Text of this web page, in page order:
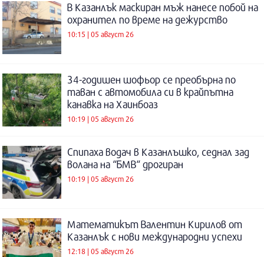
В Казанлък маскиран мъж нанесе побой на
охранител по време на дежурство
10:15 | 05 август 26
34-годишен шофьор се преобърна по
таван с автомобила си в крайпътна
канавка на Хаинбоаз
10:19 | 05 август 26
Спипаха водач в Казанлъшко, седнал зад
волана на “БМВ“ дрогиран
10:19 | 05 август 26
Математикът Валентин Кирилов от
Казанлък с нови международни успехи
12:18 | 05 август 26